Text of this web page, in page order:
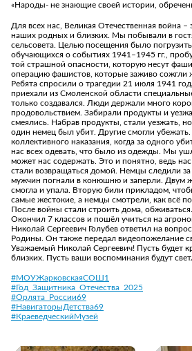
«Народы- не знающие своей истории,
Для всех нас, Великая Отечественная война
наших родных и близких. Мы побывали в
сельсовета. Целью посещения было
обучающихся о событиях 1941–1945 гг.,
той страшной опасности, которую несут
операцию фашистов, которые заживо сожгли
Ребята спросили о трагедии 21 июля 1941
приехали из Смоленской области
только создавался. Люди держали много
продовольствием. Забирали продукты и
смеялись. Набрав продукты, стали уезжать,
один немец был убит. Другие смогли
коллективного наказания, когда за одного
нас всех одевать, что было из одежды. Мы
может нас содержать. Это и понятно, ведь
стали возвращаться домой. Немцы следили
мужчин погнали в конюшню и заперли. Двум
смогла и упала. Вторую били прикладом,
самые жестокие, а немцы смотрели, как всё
После войны стали строить дома,
Окончил 7 классов и пошёл учиться на
Николай Сергеевич Голубев ответил на
Родины. Он также передал видеопожелание
Уважаемый Николай Сергеевич! Пусть будет
близких. Пусть ваши воспоминания будут
#МОУЖарковскаяСОШ1
#Год_Защитника_Отечества_2025
#Орлята_России69
#НавигаторыДетства69
#КраеведческийМузей